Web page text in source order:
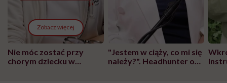
Zobacz więcej
Nie móc zostać przy
chorym dziecku w
"Jestem w ciąży, co mi się
należy?". Headhunter o